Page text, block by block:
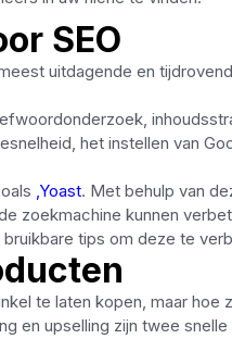
SEO
uitdagende en
het instellen van
,Yoast. Met behulp van
zoekmachine kunnen
tips om deze te
te laten kopen, maar hoe
en upselling zijn twee snelle